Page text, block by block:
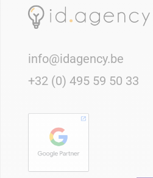
info@idagency.be
+32 (0) 495 59 50 33